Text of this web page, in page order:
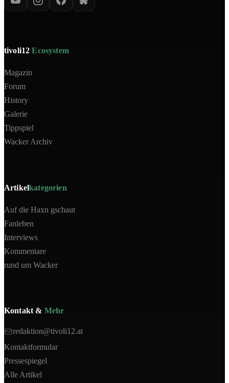
tivoli12Ecosystem
Magazin
Forum
History
Galerie
Tippspiel
Wacker Archiv
Artikelkategorien
Auf die Haxn gschaut
Fanleben
Interviews
Kommentare
rund um Wacker
Kontakt & Mehr
redaktion@tivoli12.at
Kontaktformular
Pressespiegel
Alle Artikel